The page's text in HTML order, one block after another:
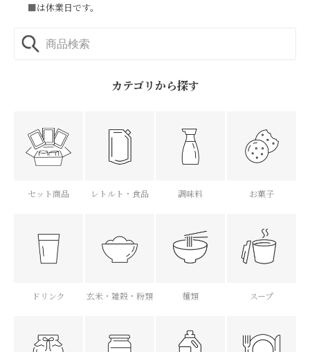
■は休業日です。
カテゴリから探す
セット商品 レトルト・食品 調味料 お菓子
ドリンク 玄米・雑穀・粉類 麺類 スープ